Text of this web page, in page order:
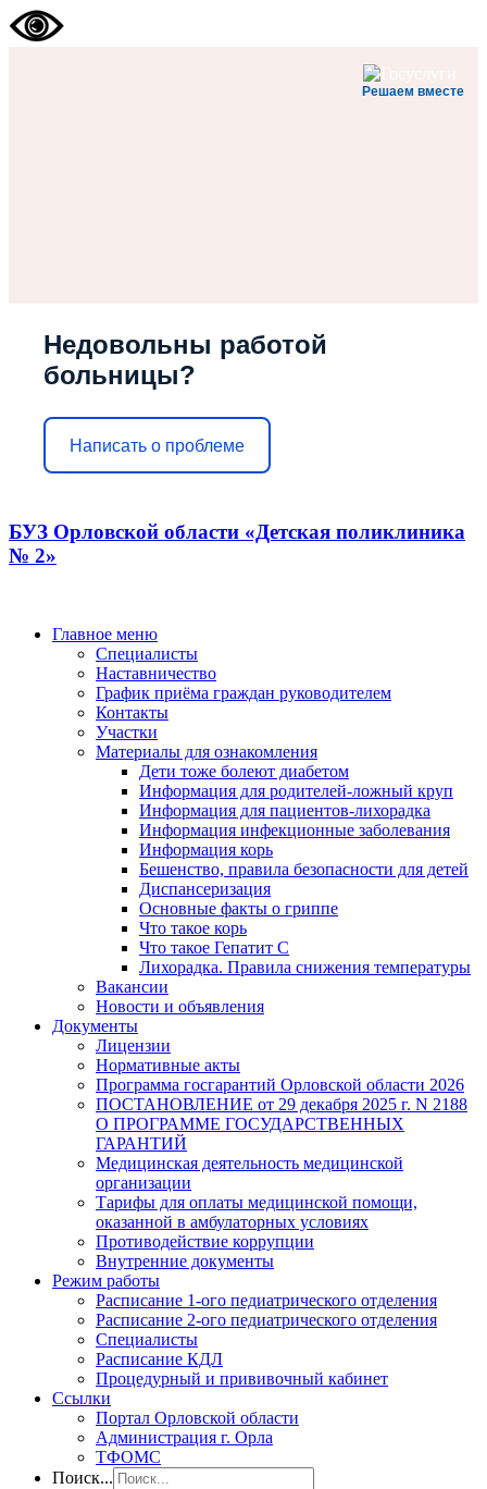
Решаем вместе
Недовольны работой
больницы?
Написать о проблеме
БУЗ Орловской области «Детская поликлиника
№ 2»
Главное меню
Специалисты
Наставничество
График приёма граждан руководителем
Контакты
Участки
Материалы для ознакомления
Дети тоже болеют диабетом
Информация для родителей-ложный круп
Информация для пациентов-лихорадка
Информация инфекционные заболевания
Информация корь
Бешенство, правила безопасности для детей
Диспансеризация
Основные факты о гриппе
Что такое корь
Что такое Гепатит С
Лихорадка. Правила снижения температуры
Вакансии
Новости и объявления
Документы
Лицензии
Нормативные акты
Программа госгарантий Орловской области 2026
ПОСТАНОВЛЕНИЕ от 29 декабря 2025 г. N 2188
О ПРОГРАММЕ ГОСУДАРСТВЕННЫХ
ГАРАНТИЙ
Медицинская деятельность медицинской
организации
Тарифы для оплаты медицинской помощи,
оказанной в амбулаторных условиях
Противодействие коррупции
Внутренние документы
Режим работы
Расписание 1-ого педиатрического отделения
Расписание 2-ого педиатрического отделения
Специалисты
Расписание КДЛ
Процедурный и прививочный кабинет
Ссылки
Портал Орловской области
Администрация г. Орла
ТФОМС
Поиск...